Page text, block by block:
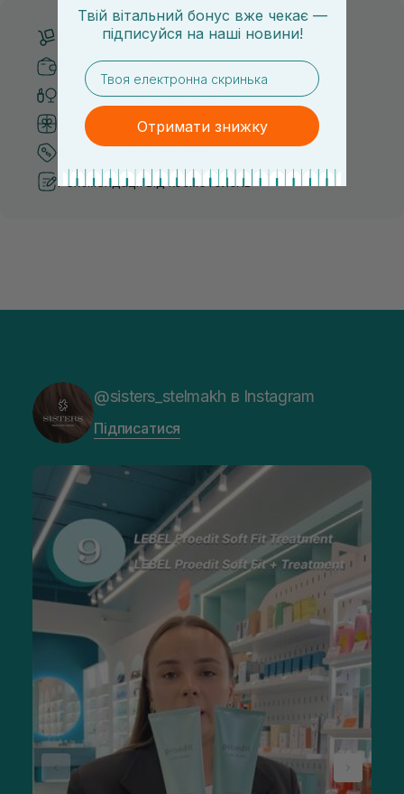
Безкоштовна доставка від 3000 UAH
Безпечні способи оплати
Тільки оригінальна косметика
Система бонусів та лояльності
Рекомендації від косметологів
@sisters_stelmakh в Instagram
Підписатися
Твій вітальний бонус вже чекає —
підписуйся на наші новини!
email
Отримати знижку